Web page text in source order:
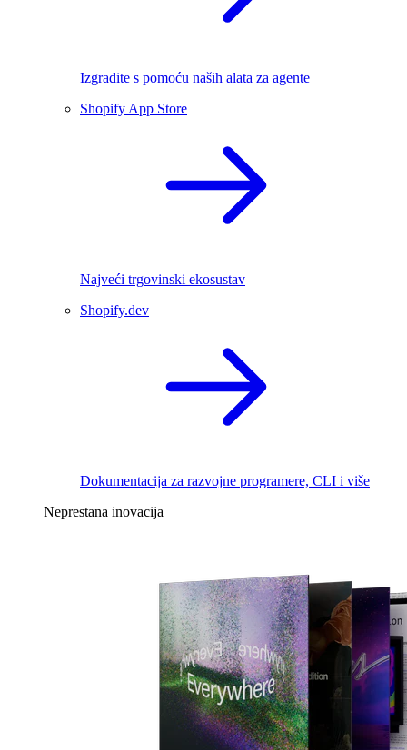
Izgradite s pomoću naših alata za agente
Shopify App Store
Najveći trgovinski ekosustav
Shopify.dev
Dokumentacija za razvojne programere, CLI i više
Neprestana inovacija